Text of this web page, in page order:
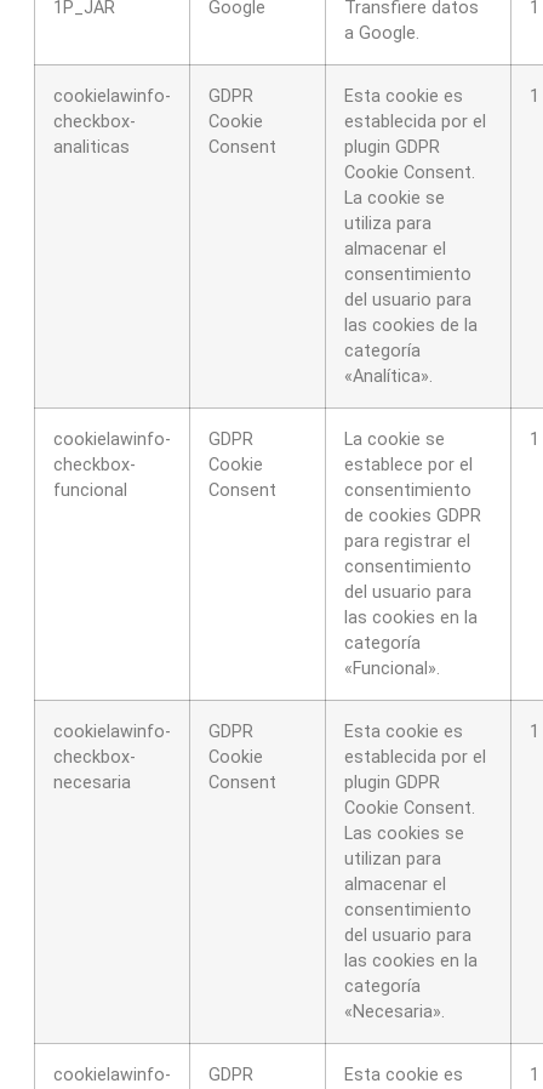
1P_JAR Google
Transfiere datos
a Google.
cookielawinfo-
checkbox-
analiticas
GDPR
Cookie
Consent
Esta cookie es
establecida por el
plugin GDPR
Cookie Consent.
La cookie se
utiliza para
almacenar el
consentimiento
del usuario para
las cookies de la
categoría
«Analítica».
cookielawinfo-
checkbox-
funcional
GDPR
Cookie
Consent
La cookie se
establece por el
consentimiento
de cookies GDPR
para registrar el
consentimiento
del usuario para
las cookies en la
categoría
«Funcional».
cookielawinfo-
checkbox-
necesaria
GDPR
Cookie
Consent
Esta cookie es
establecida por el
plugin GDPR
Cookie Consent.
Las cookies se
utilizan para
almacenar el
consentimiento
del usuario para
las cookies en la
categoría
«Necesaria».
cookielawinfo- GDPR Esta cookie es